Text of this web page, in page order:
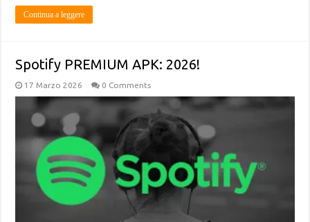
Continua a leggere
Spotify PREMIUM APK: 2026!
17 Marzo 2026 0 Comments